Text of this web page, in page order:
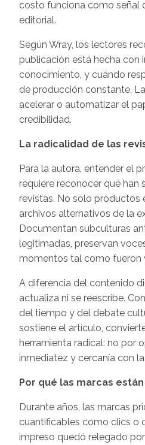
costo funciona como señal
editorial.
Según Wray, los lectores
publicación está hecha con
conocimiento, y cuándo
de producción constante.
acelerar o automatizar el
credibilidad.
La radicalidad de las
Para la autora, entender el
requiere reconocer qué han
revistas. No solo productos
archivos alternativos de la
Documentan subculturas
legitimadas, preservan
momentos tal como fueron
A diferencia del contenido
actualiza ni se reescribe.
del tiempo y del debate
sostiene el artículo,
herramienta radical: no por
inmediatez y cercanía con
Por qué las marcas
Durante años, las marcas
cuantificables como clics o
impreso quedó relegado